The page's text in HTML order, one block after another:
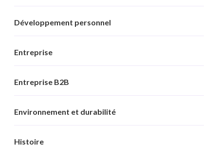
Développement personnel
Entreprise
Entreprise B2B
Environnement et durabilité
Histoire